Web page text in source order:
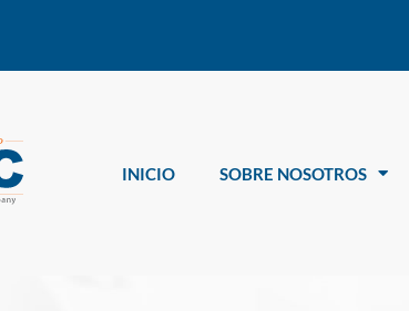
INICIO SOBRE NOSOTROS